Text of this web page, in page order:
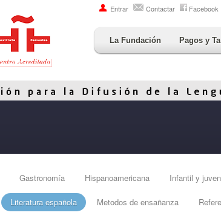
Entrar Contactar Facebook
La Fundación Pagos y
Gastronomía Hispanoamericana Infantil y
Literatura española Metodos de ensañanza